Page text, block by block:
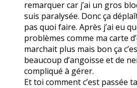
remarquer car j’ai un gros
suis paralysée. Donc ça
pas quoi faire. Après j’ai eu
problèmes comme ma carte
marchait plus mais bon ça
beaucoup d’angoisse et de
compliqué à gérer.
Et toi comment c’est passée